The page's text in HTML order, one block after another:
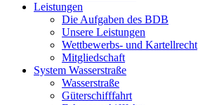
Leistungen
Die Aufgaben des BDB
Unsere Leistungen
Wettbewerbs- und Kartellrecht
Mitgliedschaft
System Wasserstraße
Wasserstraße
Güterschifffahrt